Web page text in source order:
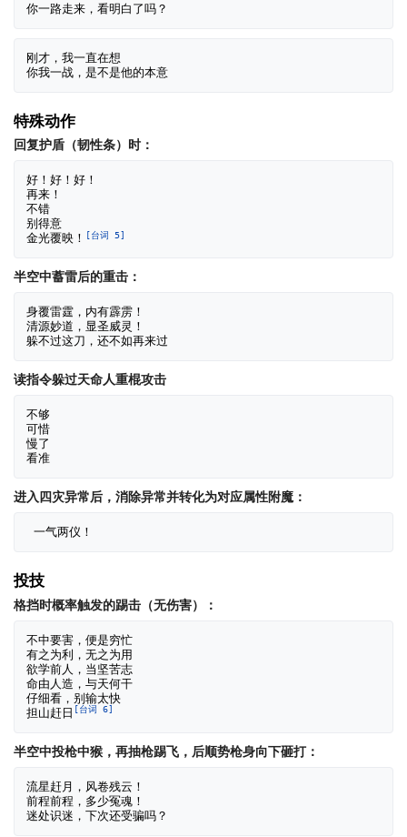
刚才，我一直在想
特殊动作
回复护盾（韧性条）时：
好！好！好！
再来！
不错
别得意
金光覆映！
[台词 5]
半空中蓄雷后的重击：
身覆雷霆，内有霹雳！
清源妙道，显圣威灵！
读指令躲过天命人重棍攻击
不够
可惜
慢了
进入四灾异常后，消除异常并转化为对应属性附魔：
投技
格挡时概率触发的踢击（无伤害）：
不中要害，便是穷忙
有之为利，无之为用
欲学前人，当坚苦志
命由人造，与天何干
仔细看，别输太快
担山赶日 [台词 6]
半空中投枪中猴，再抽枪踢飞，后顺势枪身向下砸打：
流星赶月，风卷残云！
前程前程，多少冤魂！